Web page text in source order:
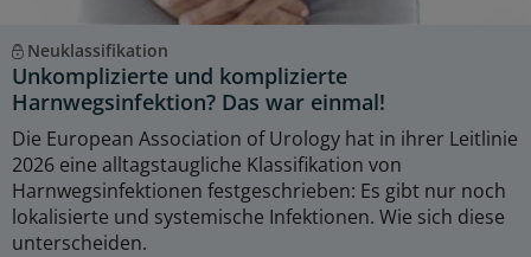
Neuklassifikation
Unkomplizierte und komplizierte
Harnwegsinfektion? Das war einmal!
Die European Association of Urology hat in ihrer Leitlinie
2026 eine alltagstaugliche Klassifikation von
Harnwegsinfektionen festgeschrieben: Es gibt nur noch
lokalisierte und systemische Infektionen. Wie sich diese
unterscheiden.